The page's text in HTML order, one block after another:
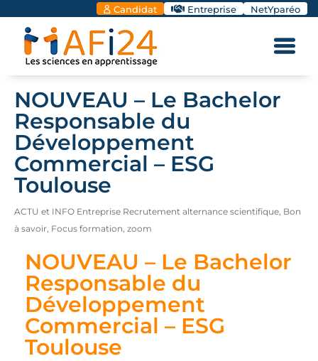
Candidat Entreprise NetYparéo
NOUVEAU – Le Bachelor
Responsable du
Développement
Commercial – ESG
Toulouse
ACTU et INFO Entreprise Recrutement alternance scientifique, Bon
à savoir, Focus formation, zoom
NOUVEAU – Le Bachelor
Responsable du
Développement
Commercial – ESG
Toulouse